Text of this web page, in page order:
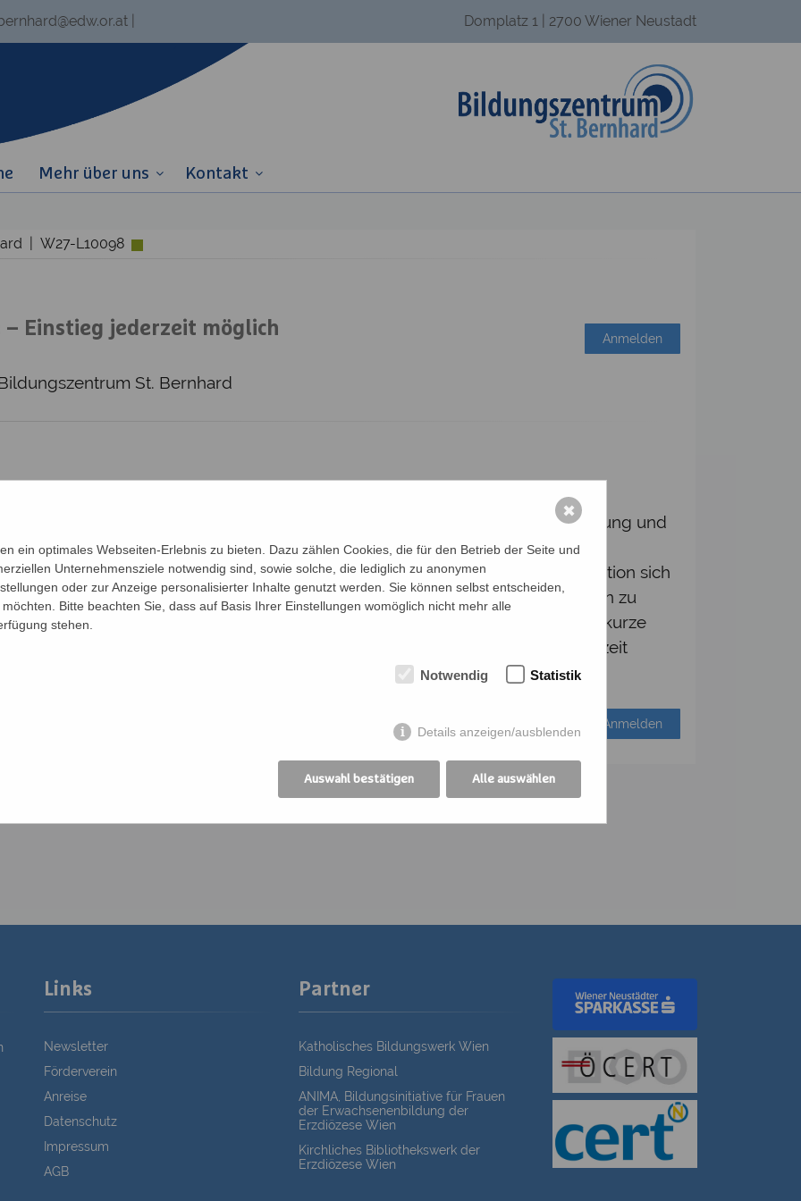
Domplatz 1 | 2700 Wiener Neustadt
Mehr über uns Kontakt
| W27-L10098
Einstieg jederzeit möglich
St. Bernhard
Anmelden
im Einklang mit der Atmung die Beweglichkeit, aber auch Körperhaltung und
auf die jeweiligen Übungen kommt auch der Geist zur Ruhe.
innere Ruhe und dein bewusstes Atmen, sowie deine körperliche Kondition sich
Anker, um ganz im Hier und Jetzt zu sein und deine Bewegung von ihm leiten zu
dynamische und kräftigende Elemente zur Stärkung deiner Muskeln.Eine kurze
Die Yoga Stunden sind für alle Levels und jedes Alter geeignet. Es ist jederzeit
Anmelden
Links
Newsletter
Förderverein
Anreise
Datenschutz
Impressum
AGB
Partner
Katholisches Bildungswerk Wien
Bildung Regional
ANIMA, Bildungsinitiative für Frauen
der Erwachsenenbildung der
Erzdiözese Wien
Kirchliches Bibliothekswerk der
Erzdiözese Wien
ein optimales Webseiten-Erlebnis zu bieten. Dazu zählen Cookies, die für den Betrieb der Seite und
Unternehmensziele notwendig sind, sowie solche, die lediglich zu anonymen
oder zur Anzeige personalisierter Inhalte genutzt werden. Sie können selbst entscheiden,
Bitte beachten Sie, dass auf Basis Ihrer Einstellungen womöglich nicht mehr alle
stehen.
Notwendig Statistik
Details anzeigen/ausblenden
Auswahl bestätigen Alle auswählen
✖